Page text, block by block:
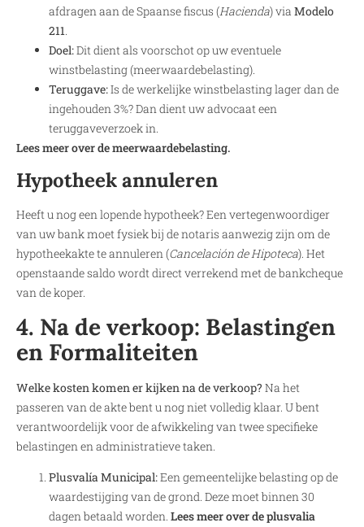
afdragen aan de Spaanse fiscus (Hacienda) via Modelo
211.
Doel:Dit dient als voorschot op uw eventuele
winstbelasting (meerwaardebelasting).
Teruggave:Is de werkelijke winstbelasting lager dan de
ingehouden 3%? Dan dient uw advocaat een
teruggaveverzoek in.
Lees meer over de meerwaardebelasting.
Hypotheek annuleren
Heeft u nog een lopende hypotheek? Een vertegenwoordiger
van uw bank moet fysiek bij de notaris aanwezig zijn om de
hypotheekakte te annuleren (Cancelación de Hipoteca). Het
openstaande saldo wordt direct verrekend met de bankcheque
van de koper.
4. Na de verkoop: Belastingen
en Formaliteiten
Welke kosten komen er kijken na de verkoop? Na het
passeren van de akte bent u nog niet volledig klaar. U bent
verantwoordelijk voor de afwikkeling van twee specifieke
belastingen en administratieve taken.
Plusvalía Municipal:Een gemeentelijke belasting op de
waardestijging van de grond. Deze moet binnen 30
dagen betaald worden. Lees meer over de plusvalia